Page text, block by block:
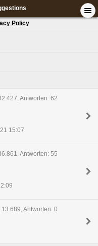
Policy
Antworten: 62
15:07
Antworten: 55
13.689, Antworten: 0